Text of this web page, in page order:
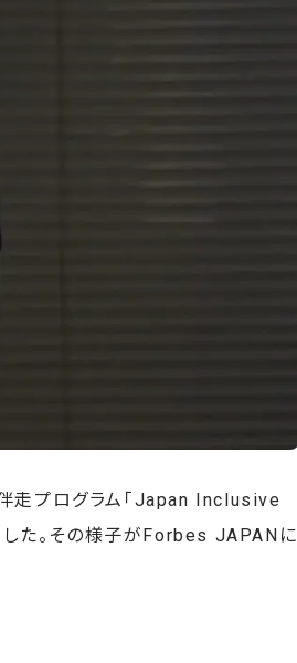
走プログラム「Japan Inclusive
た。その様子がForbes JAPANに